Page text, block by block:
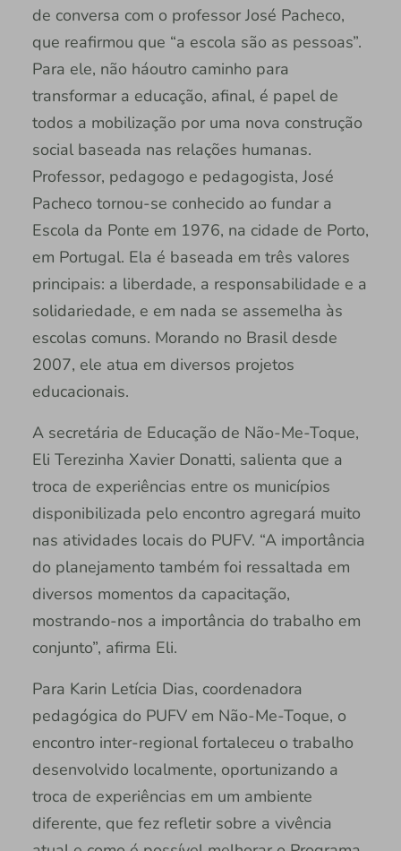
de conversa com o professor José Pacheco,
que reafirmou que “a escola são as pessoas”.
Para ele, não háoutro caminho para
transformar a educação, afinal, é papel de
todos a mobilização por uma nova construção
social baseada nas relações humanas.
Professor, pedagogo e pedagogista, José
Pacheco tornou-se conhecido ao fundar a
Escola da Ponte em 1976, na cidade de Porto,
em Portugal. Ela é baseada em três valores
principais: a liberdade, a responsabilidade e a
solidariedade, e em nada se assemelha às
escolas comuns. Morando no Brasil desde
2007, ele atua em diversos projetos
educacionais.
A secretária de Educação de Não-Me-Toque,
Eli Terezinha Xavier Donatti, salienta que a
troca de experiências entre os municípios
disponibilizada pelo encontro agregará muito
nas atividades locais do PUFV. “A importância
do planejamento também foi ressaltada em
diversos momentos da capacitação,
mostrando-nos a importância do trabalho em
conjunto”, afirma Eli.
Para Karin Letícia Dias, coordenadora
pedagógica do PUFV em Não-Me-Toque, o
encontro inter-regional fortaleceu o trabalho
desenvolvido localmente, oportunizando a
troca de experiências em um ambiente
diferente, que fez refletir sobre a vivência